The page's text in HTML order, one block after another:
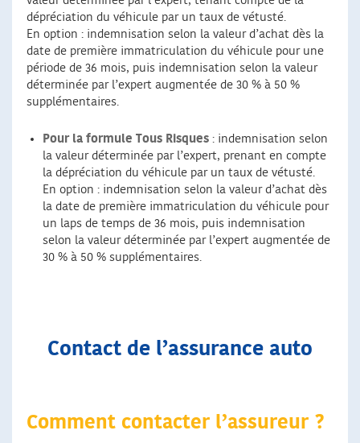
dépréciation du véhicule par un taux de vétusté.
En option : indemnisation selon la valeur d’achat dès la
date de première immatriculation du véhicule pour une
période de 36 mois, puis indemnisation selon la valeur
déterminée par l’expert augmentée de 30 % à 50 %
supplémentaires.
Pour la formule Tous Risques : indemnisation selon
la valeur déterminée par l’expert, prenant en compte
la dépréciation du véhicule par un taux de vétusté.
En option : indemnisation selon la valeur d’achat dès
la date de première immatriculation du véhicule pour
un laps de temps de 36 mois, puis indemnisation
selon la valeur déterminée par l’expert augmentée de
30 % à 50 % supplémentaires.
Contact de l’assurance auto
Comment contacter l’assureur ?